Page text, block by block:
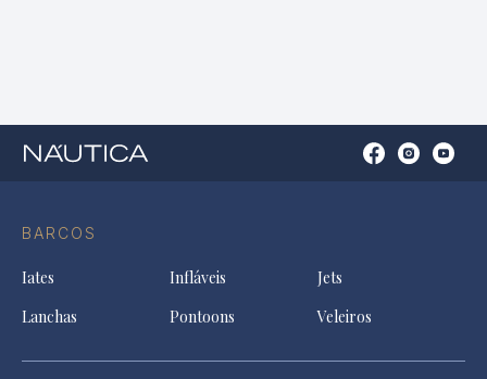
BARCOS
Iates Infláveis
Jets
Lanchas
Pontoons Veleiros
OpenOpenOpen